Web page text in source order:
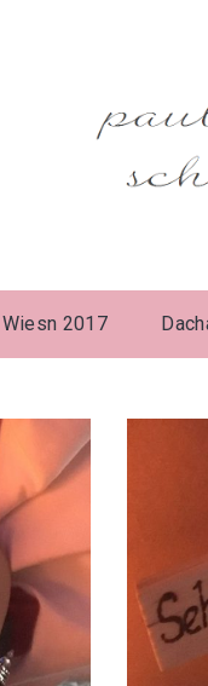
Wiesn 2017